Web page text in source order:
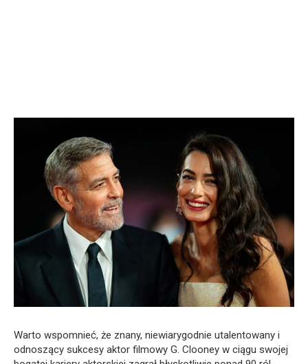
Warto wspomnieć, że znany, niewiarygodnie utalentowany i
odnoszący sukcesy aktor filmowy G. Clooney w ciągu swojej